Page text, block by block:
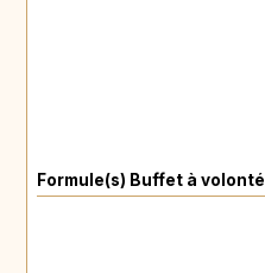
Formule(s) Buffet à volonté